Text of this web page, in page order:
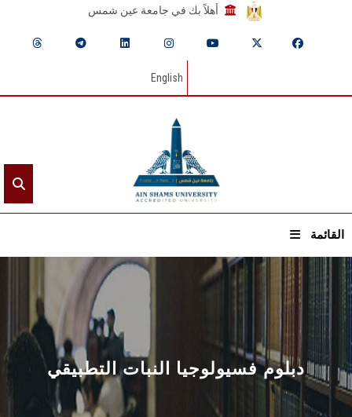
أهلاً بك في جامعة عين شمس
English
القائمة
عن الجامعة
القطاعـات
الشئون الأكاديمية
دبلوم فسيولوجيا النبات التطبيقي